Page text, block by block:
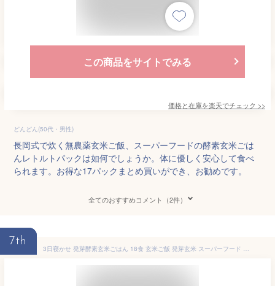
この商品をサイトでみる
価格と在庫を楽天でチェック >>
どんどん(50代・男性)
長岡式で炊く無農薬玄米ご飯、スーパーフードの酵素玄米ごは
んレトルトパックは如何でしょうか。体に優しく安心して食べ
られます。お得な17パックまとめ買いができ、お勧めです。
全てのおすすめコメント（2件）
7th
3日寝かせ 発芽酵素玄米ごはん 18食 玄米ご飯 発芽玄米 スーパーフード レンジでご飯 食品 国産 ほっとコミュニケーション株式会社 【北海道・沖縄・離島 お届け不可】大分県